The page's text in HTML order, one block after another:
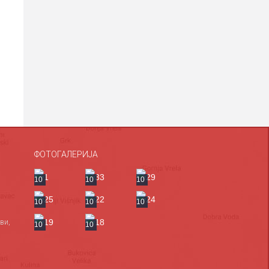
ФОТОГАЛЕРИЈА
10 10 10
10 10 10
10 10